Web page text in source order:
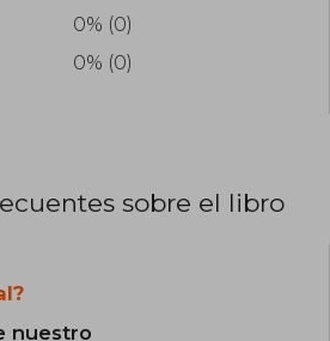
0% (0)
0% (0)
sobre el libro
nuestro